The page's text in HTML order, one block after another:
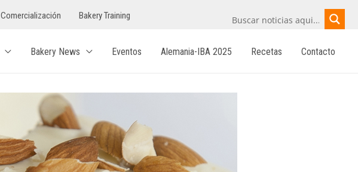
Comercialización Bakery Training
Bakery News Eventos Alemania-IBA 2025 Recetas Contacto